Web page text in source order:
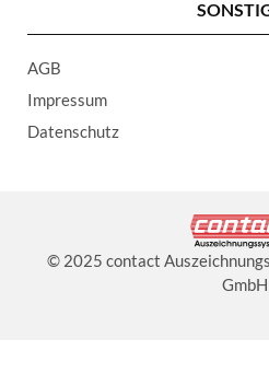
AGB
Impressum
Datenschutz
© 2025 contact
GmbH